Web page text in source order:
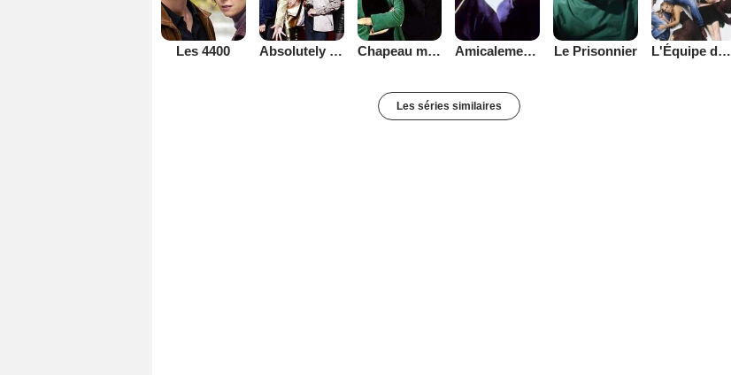
Les 4400 Absolutely Fabulous Chapeau melon et bottes de cuir - 1961 Amicalement vôtre Le Prisonnier L'Équipe de rêve
Les séries similaires